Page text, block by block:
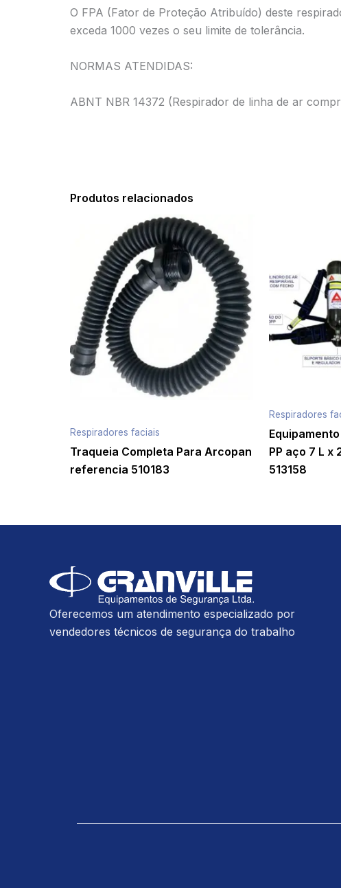
O FPA (Fator de Proteção Atribuído) deste
exceda 1000 vezes o seu limite de tolerância.
NORMAS ATENDIDAS:
ABNT NBR 14372 (Respirador de linha de ar
Produtos relacionados
Respiradores faciais
Traqueia Completa Para Arcopan
referencia 510183
Respiradores
PP aço 7 L
513158
Oferecemos um atendimento especializado por
vendedores técnicos de segurança do trabalho